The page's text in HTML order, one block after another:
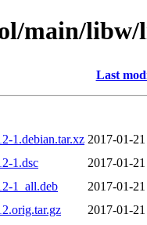
main/
Last
1.debian.tar.xz 2017-01-
1.dsc
2017-01-
1_all.deb
2017-01-
2017-01-